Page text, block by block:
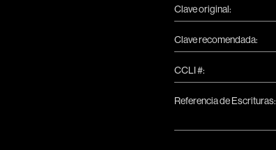
Clave original:
Clave recomendada:
CCLI #:
Referencia de Escrituras: